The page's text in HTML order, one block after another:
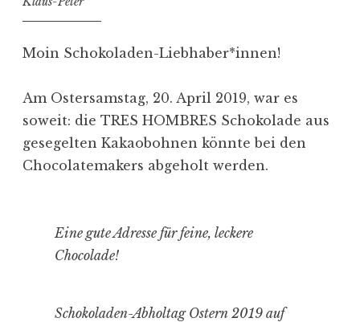
Moin Schokoladen-Liebhaber*innen!
Am Ostersamstag, 20. April 2019, war es
soweit: die TRES HOMBRES Schokolade aus
gesegelten Kakaobohnen könnte bei den
Chocolatemakers abgeholt werden.
Eine gute Adresse für feine, leckere
Chocolade!
Schokoladen-Abholtag Ostern 2019 auf